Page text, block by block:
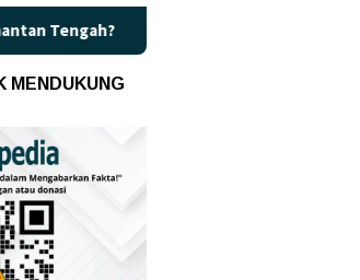
Kaget! Harga Pertamax di Kalteng Resmi
MENDUKUNG